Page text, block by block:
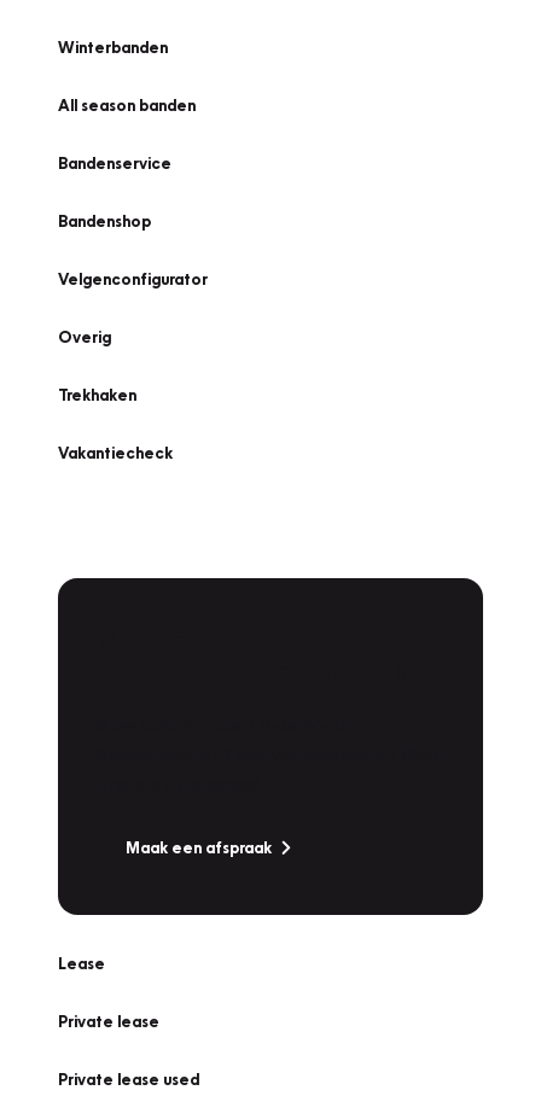
Winterbanden
All season banden
Bandenservice
Bandenshop
Velgenconfigurator
Overig
Trekhaken
Vakantiecheck
Maak een afspraak
Lease
Private lease
Private lease used